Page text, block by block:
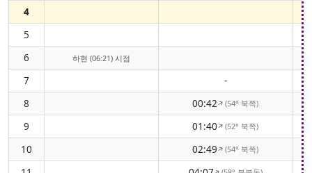
4
5
6
하현 (06:21) 시점
7
-
8
00:42↑(54° 북쪽)
9 01:40↑(52° 북쪽)
10 02:49↑(54° 북쪽)